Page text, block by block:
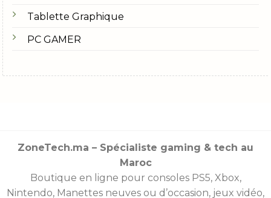
Tablette Graphique
PC GAMER
ZoneTech.ma – Spécialiste gaming & tech au
Maroc
Boutique en ligne pour consoles PS5, Xbox,
Nintendo, Manettes neuves ou d’occasion, jeux vidéo,